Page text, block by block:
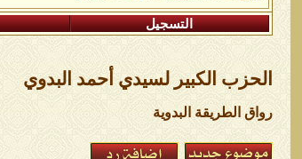
التسجيل
الحزب الكبير لسيدي أحمد البدوي
رواق الطريقة البدوية